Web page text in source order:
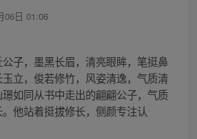
06日 01:06
子，墨黑长眉，清亮眼眸，笔挺鼻
立，俊若修竹，风姿清逸，气质清
如同从书中走出的翩翩公子，气质
他站着挺拔修长，侧颜专注认